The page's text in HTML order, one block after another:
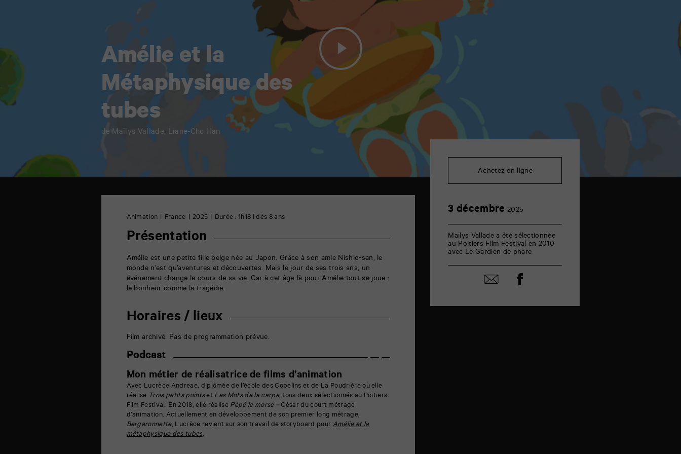
Amélie et la
Métaphysique des
tubes
de Maïlys Vallade, Liane-Cho Han
Animation France 2025 Durée : 1h18 I dès 8 ans
Présentation
Amélie est une petite fille belge née au Japon. Grâce à son amie Nishio-san, le
monde n’est qu’aventures et découvertes. Mais le jour de ses trois ans, un
événement change le cours de sa vie. Car à cet âge-là pour Amélie tout se joue :
le bonheur comme la tragédie.
Horaires / lieux
Film archivé. Pas de programmation prévue.
Podcast
Mon métier de réalisatrice de films d’animation
Avec Lucrèce Andreae, diplômée de l’école des Gobelins et de La Poudrière où elle
réalise Trois petits pointset Les Mots de la carpe, tous deux sélectionnés au Poitiers
Film Festival. En 2018, elle réalise Pépé le morse – César du court métrage
d’animation. Actuellement en développement de son premier long métrage,
Bergeronnette, Lucrèce revient sur son travail de storyboard pourAmélie et la
métaphysique des tubes.
Achetez en ligne
3 décembre 2025
Maïlys Vallade a été sélectionnée
au Poitiers Film Festival en 2010
avec Le Gardien de phare
Partager
par
Partager
sur